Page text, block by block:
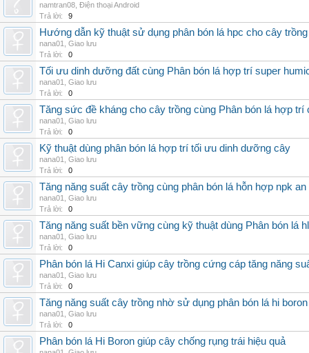
namtran08 Điện thoại Android
Trả lời:
9
Hướng dẫn kỹ thuật sử dụng phân bón lá hpc cho cây trồng
nana01
Giao lưu
Trả lời:
0
Tối ưu dinh dưỡng đất cùng Phân bón lá hợp trí super
nana01
Giao lưu
Trả lời:
0
Tăng sức đề kháng cho cây trồng cùng Phân bón lá hợp trí
nana01
Giao lưu
Trả lời:
0
Kỹ thuật dùng phân bón lá hợp trí tối ưu dinh dưỡng cây
nana01
Giao lưu
Trả lời:
0
Tăng năng suất cây trồng cùng phân bón lá hỗn hợp npk an
nana01
Giao lưu
Trả lời:
0
Tăng năng suất bền vững cùng kỹ thuật dùng Phân bón lá
nana01
Giao lưu
Trả lời:
0
Phân bón lá Hi Canxi giúp cây trồng cứng cáp tăng năng
nana01
Giao lưu
Trả lời:
0
Tăng năng suất cây trồng nhờ sử dụng phân bón lá hi
nana01
Giao lưu
Trả lời:
0
Phân bón lá Hi Boron giúp cây chống rụng trái hiệu quả